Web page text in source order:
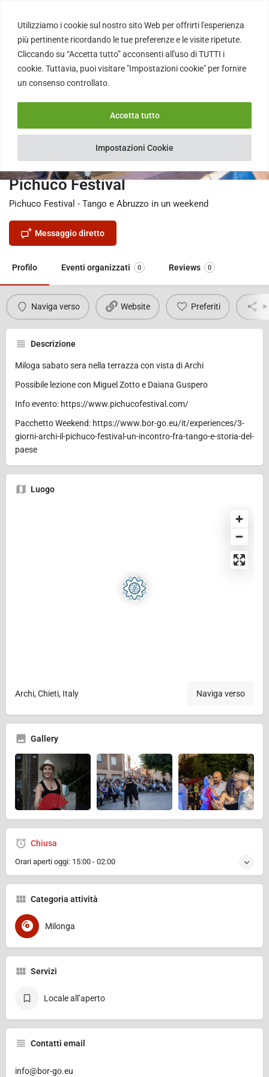
Utilizziamo i cookie sul nostro sito Web per offrirti l'esperienza
più pertinente ricordando le tue preferenze e le visite ripetute.
Cliccando su “Accetta tutto” acconsenti all'uso di TUTTI i
cookie. Tuttavia, puoi visitare "Impostazioni cookie" per fornire
un consenso controllato.
Impostazioni Cookie
Accetta tutto
Pichuco Festival
Pichuco Festival - Tango e Abruzzo in un weekend
Messaggio diretto
Profilo Eventi organizzati 0 Reviews 0
Naviga verso Website Preferiti
Descrizione
Miloga sabato sera nella terrazza con vista di Archi
Possibile lezione con Miguel Zotto e Daiana Guspero
Info evento: https://www.pichucofestival.com/
Pacchetto Weekend: https://www.bor-go.eu/it/experiences/3-
giorni-archi-il-pichuco-festival-un-incontro-fra-tango-e-storia-del-
paese
Luogo
Archi, Chieti, Italy Naviga verso
Gallery
Chiusa
Orari aperti oggi: 15:00 - 02:00
Categoria attività
Milonga
Servizi
Locale all’aperto
Contatti email
info@bor-go.eu